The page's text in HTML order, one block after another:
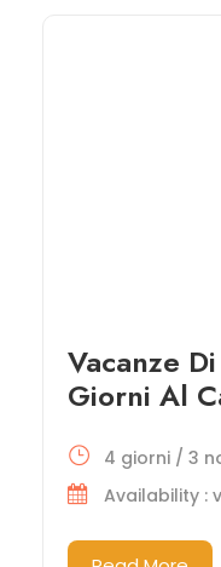
Vacanze
Giorni Al
4 giorni / 3
Availability :